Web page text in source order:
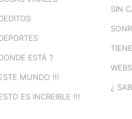
ESTÁ ?
MUNDO !!!
ES INCREIBLE !!!
SIN
¿